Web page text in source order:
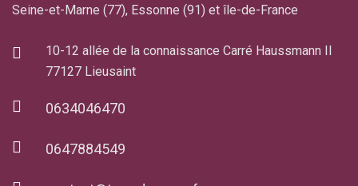
Seine-et-Marne (77), Essonne (91) et île-de-France
10-12 allée de la connaissance Carré Haussmann II
77127 Lieusaint
0634046470
0647884549